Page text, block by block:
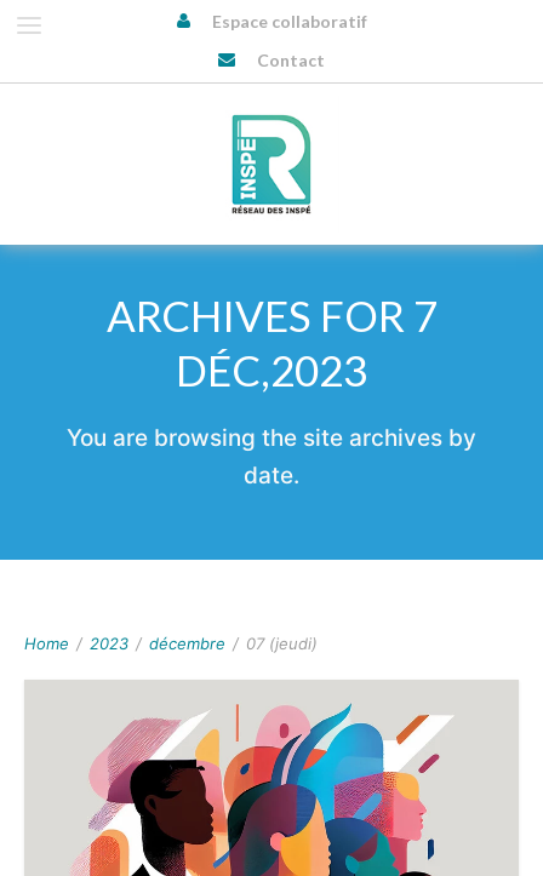
Espace collaboratif
Contact
ARCHIVES FOR 7
DÉC,2023
You are browsing the site archives by
date.
Home / 2023 / décembre / 07 (jeudi)